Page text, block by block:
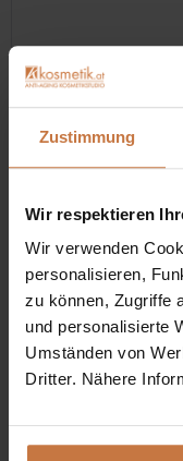
Zustimmung
Wir respektieren
Wir verwenden
personalisieren,
zu können, Zugriffe
und personalisierte
Umständen von
Dritter. Nähere
Die mit Gelée
Haar, schützt es vor
Styling. Für
Inhalt1 Liter
€ 17,90 *